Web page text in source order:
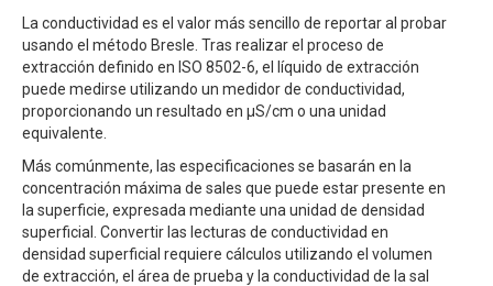
La conductividad es el valor más sencillo de reportar al probar
usando el método Bresle. Tras realizar el proceso de
extracción definido en ISO 8502-6, el líquido de extracción
puede medirse utilizando un medidor de conductividad,
proporcionando un resultado en μS/cm o una unidad
equivalente.
Más comúnmente, las especificaciones se basarán en la
concentración máxima de sales que puede estar presente en
la superficie, expresada mediante una unidad de densidad
superficial. Convertir las lecturas de conductividad en
densidad superficial requiere cálculos utilizando el volumen
de extracción, el área de prueba y la conductividad de la sal